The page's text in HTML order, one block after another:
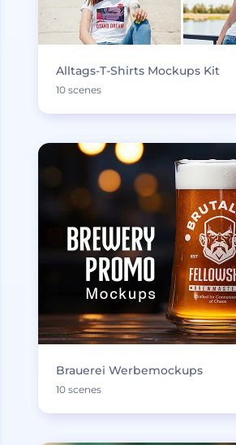
Alltags-T-Shirts Mockups Kit
10 scenes
Brauerei Werbemockups
10 scenes